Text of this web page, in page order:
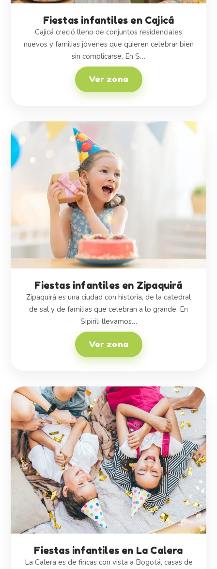
Fiestas infantiles en Cajicá
Cajicá creció lleno de conjuntos residenciales
nuevos y familias jóvenes que quieren celebrar bien
sin complicarse. En S…
Ver zona
Fiestas infantiles en Zipaquirá
Zipaquirá es una ciudad con historia, de la catedral
de sal y de familias que celebran a lo grande. En
Sipirili llevamos…
Ver zona
Fiestas infantiles en La Calera
La Calera es de fincas con vista a Bogotá, casas de